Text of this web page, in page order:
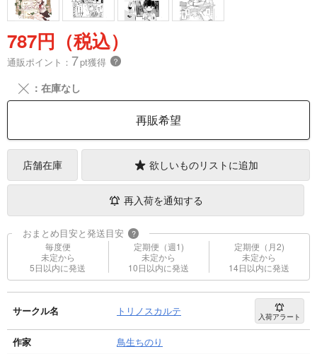
787円（税込）
通販ポイント： 7pt獲得 ？
╳ ：在庫なし
再販希望
店舗在庫 欲しいものリストに追加
再入荷を通知する
おまとめ目安と発送目安 ?
毎度便
未定から
5日以内に発送
定期便（週1)
未定から
10日以内に発送
定期便（月2)
未定から
14日以内に発送
サークル名 トリノスカルテ 入荷アラート
作家
鳥生ちのり